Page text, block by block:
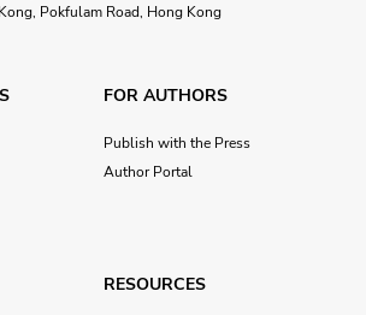
Pokfulam Road, Hong Kong
FOR AUTHORS
Publish with the Press
Author Portal
RESOURCES